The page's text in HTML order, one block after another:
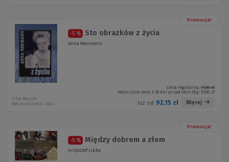
Promocja!
-5 % Sto obrazków z życia
Anna Neumann
Cena regularna: 97,00 zł
Najniższa cena z 30 dni przed obniżką: 97,00 zł
Już od: 92,15 zł Więcej
Silva Rerum
Rok publikacji: 2024
Promocja!
-5 % Między dobrem a złem
Krzysztof Lipka